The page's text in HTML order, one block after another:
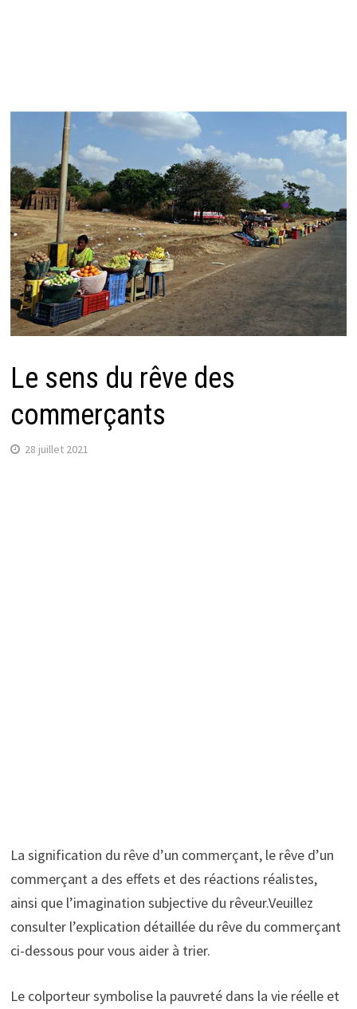
Le sens du rêve des
commerçants
28 juillet 2021
La signification du rêve d’un commerçant, le rêve d’un
commerçant a des effets et des réactions réalistes,
ainsi que l’imagination subjective du rêveur.Veuillez
consulter l’explication détaillée du rêve du commerçant
ci-dessous pour vous aider à trier.
Le colporteur symbolise la pauvreté dans la vie réelle et